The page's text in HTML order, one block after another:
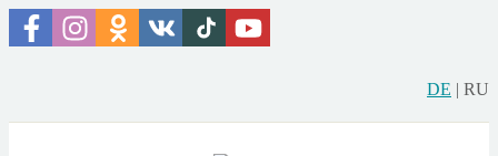
DE | RU